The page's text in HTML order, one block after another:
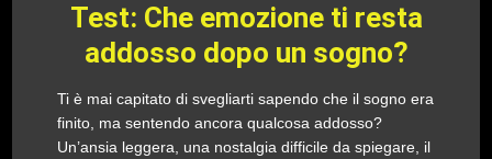
Test: Che emozione ti resta
addosso dopo un sogno?
Ti è mai capitato di svegliarti sapendo che il sogno era
finito, ma sentendo ancora qualcosa addosso?
Un’ansia leggera, una nostalgia difficile da spiegare, il